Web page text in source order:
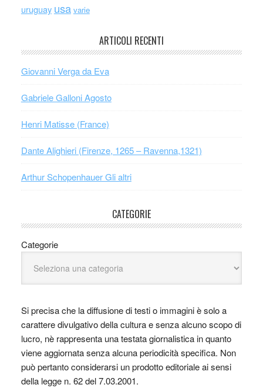
uruguay usa varie
ARTICOLI RECENTI
Giovanni Verga da Eva
Gabriele Galloni Agosto
Henri Matisse (France)
Dante Alighieri (Firenze, 1265 – Ravenna,1321)
Arthur Schopenhauer Gli altri
CATEGORIE
Categorie
Si precisa che la diffusione di testi o immagini è solo a
carattere divulgativo della cultura e senza alcuno scopo di
lucro, nè rappresenta una testata giornalistica in quanto
viene aggiornata senza alcuna periodicità specifica. Non
può pertanto considerarsi un prodotto editoriale ai sensi
della legge n. 62 del 7.03.2001.